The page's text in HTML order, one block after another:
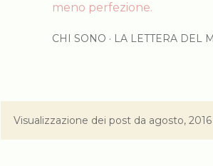
meno perfezione.
CHI SONO LA LETTERA DEL
PVisualizzazione dei post da agosto, 2016